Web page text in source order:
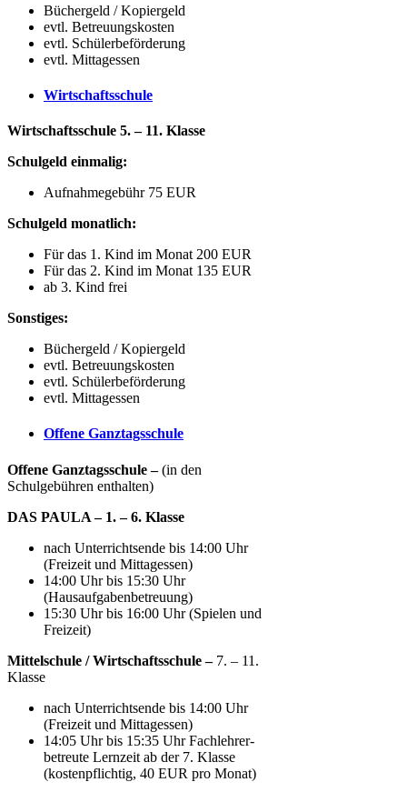
Büchergeld / Kopiergeld
evtl. Betreuungskosten
evtl. Schülerbeförderung
evtl. Mittagessen
Wirtschaftsschule
Wirtschaftsschule 5. – 11. Klasse
Schulgeld einmalig:
Aufnahmegebühr 75 EUR
Schulgeld monatlich:
Für das 1. Kind im Monat 200 EUR
Für das 2. Kind im Monat 135 EUR
ab 3. Kind frei
Sonstiges:
Büchergeld / Kopiergeld
evtl. Betreuungskosten
evtl. Schülerbeförderung
evtl. Mittagessen
Offene Ganztagsschule
Offene Ganztagsschule –(in den
Schulgebühren enthalten)
DAS PAULA – 1. – 6. Klasse
nach Unterrichtsende bis 14:00 Uhr
(Freizeit und Mittagessen)
14:00 Uhr bis 15:30 Uhr
(Hausaufgabenbetreuung)
15:30 Uhr bis 16:00 Uhr (Spielen und
Freizeit)
Mittelschule / Wirtschaftsschule – 7. – 11.
Klasse
nach Unterrichtsende bis 14:00 Uhr
(Freizeit und Mittagessen)
14:05 Uhr bis 15:35 Uhr Fachlehrer-
betreute Lernzeit ab der 7. Klasse
(kostenpflichtig, 40 EUR pro Monat)